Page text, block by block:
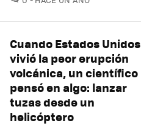
Cuando Estados Unidos
vivió la peor erupción
volcánica, un científico
pensó en algo: lanzar
tuzas desde un
helicóptero